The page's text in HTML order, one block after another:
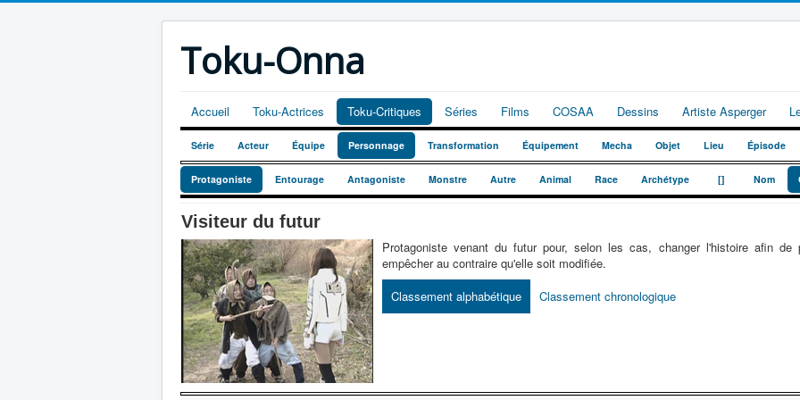
Toku-Onna
Accueil Toku-Actrices Toku-Critiques Séries Films COSAA Dessins Artiste Asperger
Série Acteur Équipe Personnage Transformation Équipement Mecha Objet Lieu Épisode
Protagoniste Entourage Antagoniste Monstre Autre Animal Race Archétype [] Nom
Visiteur du futur
Protagoniste venant du futur pour, selon les cas, changer l'histoire afin de
empêcher au contraire qu'elle soit modifiée.
Classement alphabétique
Classement chronologique